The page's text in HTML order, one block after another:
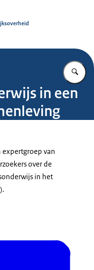
in een
expertgroep van
over de
in het